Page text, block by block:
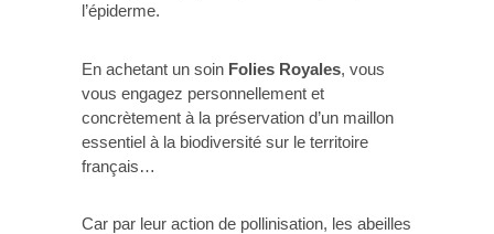
l’épiderme.
En achetant un soin Folies Royales, vous
vous engagez personnellement et
concrètement à la préservation d’un maillon
essentiel à la biodiversité sur le territoire
français…
Car par leur action de pollinisation, les abeilles